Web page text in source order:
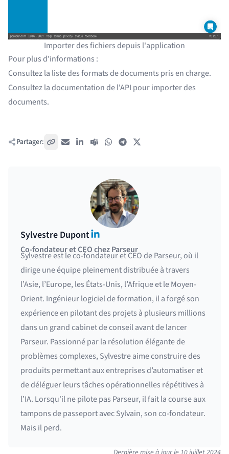
Importer des fichiers depuis l'application
Pour plus d'informations :
Consultez la liste des formats de documents pris en charge.
Consultez ladocumentation de l'API pour importer des
documents.
Partager: Copier le lien
E-mail LinkedIn
Teams WhatsAppTelegram
Sylvestre DupontLinkedIn
Co-fondateur et CEO chez Parseur
Sylvestre est le co-fondateur et CEO de Parseur, où il
dirige une équipe pleinement distribuée à travers
l’Asie, l’Europe, les États-Unis, l’Afrique et le Moyen-
Orient. Ingénieur logiciel de formation, il a forgé son
expérience en pilotant des projets à plusieurs millions
dans un grand cabinet de conseil avant de lancer
Parseur. Passionné par la résolution élégante de
problèmes complexes, Sylvestre aime construire des
produits permettant aux entreprises d’automatiser et
de déléguer leurs tâches opérationnelles répétitives à
l’IA. Lorsqu'il ne pilote pas Parseur, il fait la course aux
tampons de passeport avec Sylvain, son co-fondateur.
Mais il perd.